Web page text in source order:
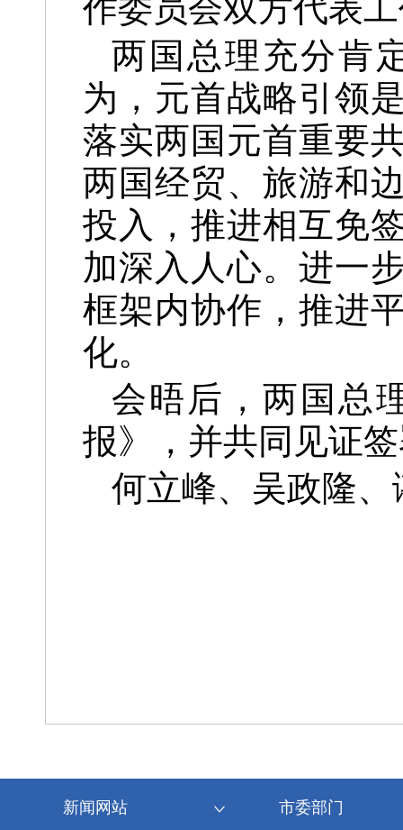
作委员会双方代表
两国总理充分肯
为，元首战略引领
落实两国元首重要
两国经贸、旅游和
投入，推进相互免
加深入人心。进一
框架内协作，推进
化。
会晤后，两国总
报》，并共同见证
何立峰、吴政隆
新闻网站 市委部门